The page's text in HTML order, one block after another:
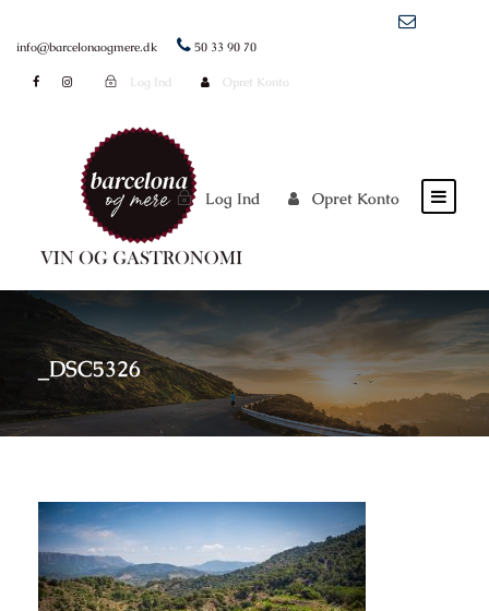
info@barcelonaogmere.dk 50 33 90 70
Log Ind Opret Konto
Log Ind Opret Konto
_DSC5326